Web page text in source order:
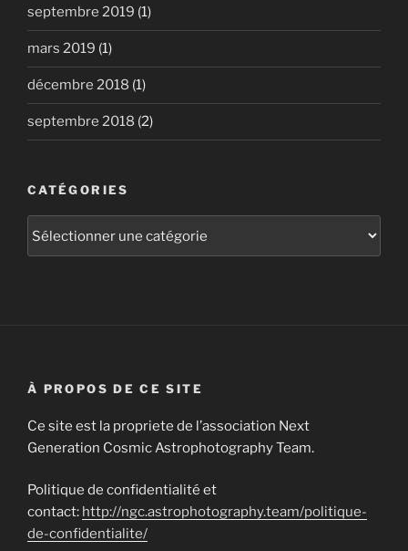
septembre 2019 (1)
mars 2019 (1)
décembre 2018 (1)
septembre 2018 (2)
CATÉGORIES
À PROPOS DE CE SITE
Ce site est la propriete de l’association Next
Generation Cosmic Astrophotography Team.
Politique de confidentialité et
contact: http://ngc.astrophotography.team/politique-
de-confidentialite/